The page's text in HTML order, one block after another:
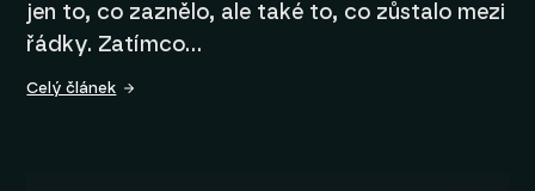
jen to, co zaznělo, ale také to, co zůstalo mezi
řádky. Zatímco…
Celý článek